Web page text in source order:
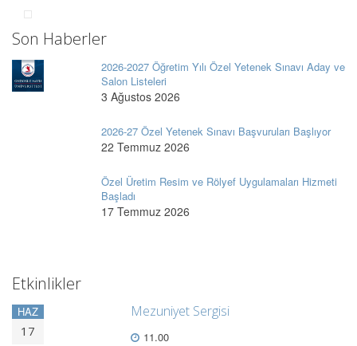
Son Haberler
2026-2027 Öğretim Yılı Özel Yetenek Sınavı Aday ve
Salon Listeleri
3 Ağustos 2026
2026-27 Özel Yetenek Sınavı Başvuruları Başlıyor
22 Temmuz 2026
Özel Üretim Resim ve Rölyef Uygulamaları Hizmeti
Başladı
17 Temmuz 2026
Etkinlikler
HAZ
17
Mezuniyet Sergisi
11.00